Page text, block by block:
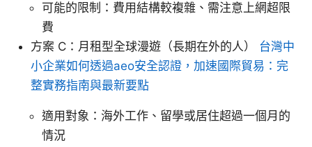
可能的限制：費用結構較複雜、需注意上網超限
費
方案 C：月租型全球漫遊（長期在外的人） 台灣中
小企業如何透過aeo安全認證，加速國際貿易：完
整實務指南與最新要點
適用對象：海外工作、留學或居住超過一個月的
情況